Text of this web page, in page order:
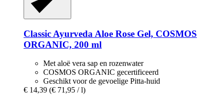
Classic Ayurveda Aloe Rose Gel, COSMOS
ORGANIC, 200 ml
Met aloë vera sap en rozenwater
COSMOS ORGANIC gecertificeerd
Geschikt voor de gevoelige Pitta-huid
€ 14,39 (€ 71,95 / l)